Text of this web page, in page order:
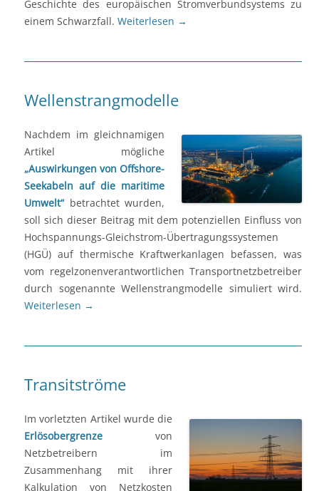
Geschichte des europäischen Stromverbundsystems zu
einem Schwarzfall. Weiterlesen →
Wellenstrangmodelle
Nachdem im gleichnamigen
Artikel mögliche
„Auswirkungen von Offshore-
Seekabeln auf die maritime
Umwelt“betrachtet wurden,
soll sich dieser Beitrag mit dem potenziellen Einfluss von
Hochspannungs-Gleichstrom-Übertragungssystemen
(HGÜ) auf thermische Kraftwerkanlagen befassen, was
vom regelzonenverantwortlichen Transportnetzbetreiber
durch sogenannte Wellenstrangmodelle simuliert wird.
Weiterlesen →
Transitströme
Im vorletzten Artikel wurde die
Erlösobergrenze von
Netzbetreibern im
Zusammenhang mit ihrer
Kalkulation von Netzkosten